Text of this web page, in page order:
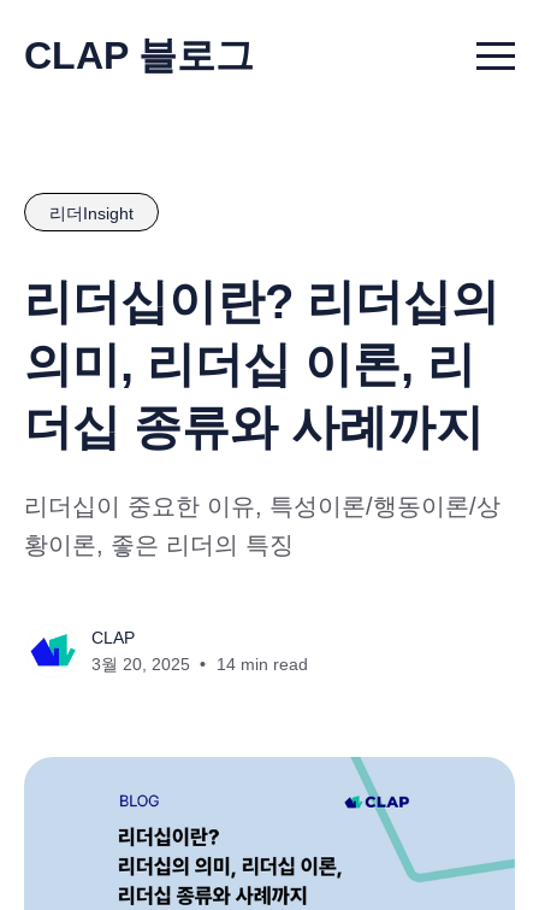
CLAP 블로그 Menu
리더Insight
리더십이란? 리더십의
의미, 리더십 이론, 리
더십 종류와 사례까지
리더십이 중요한 이유, 특성이론/행동이론/상
황이론, 좋은 리더의 특징
CLAP
3월 20, 2025
14 min read